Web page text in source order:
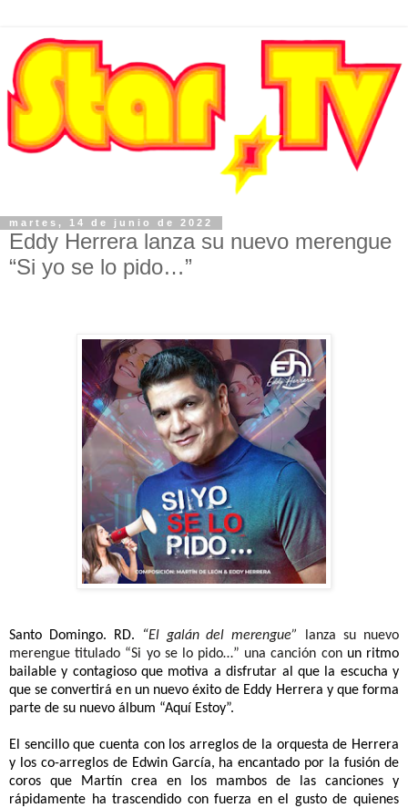
martes, 14 de junio de 2022
Eddy Herrera lanza su nuevo merengue
“Si yo se lo pido…”
Santo Domingo. RD. “El galán del merengue”
lanza su nuevo
merengue titulado “Si yo se lo pido…” una canción con un ritmo
bailable y contagioso que motiva a disfrutar al que la escucha y
que se convertirá en un nuevo éxito de Eddy Herrera y que forma
parte de su nuevo álbum “Aquí Estoy”.
El sencillo que cuenta con los arreglos de la orquesta de Herrera
y los co-arreglos de Edwin García, ha encantado por la fusión de
coros que Martín crea en los mambos de las canciones y
rápidamente ha trascendido con fuerza en el gusto de quienes